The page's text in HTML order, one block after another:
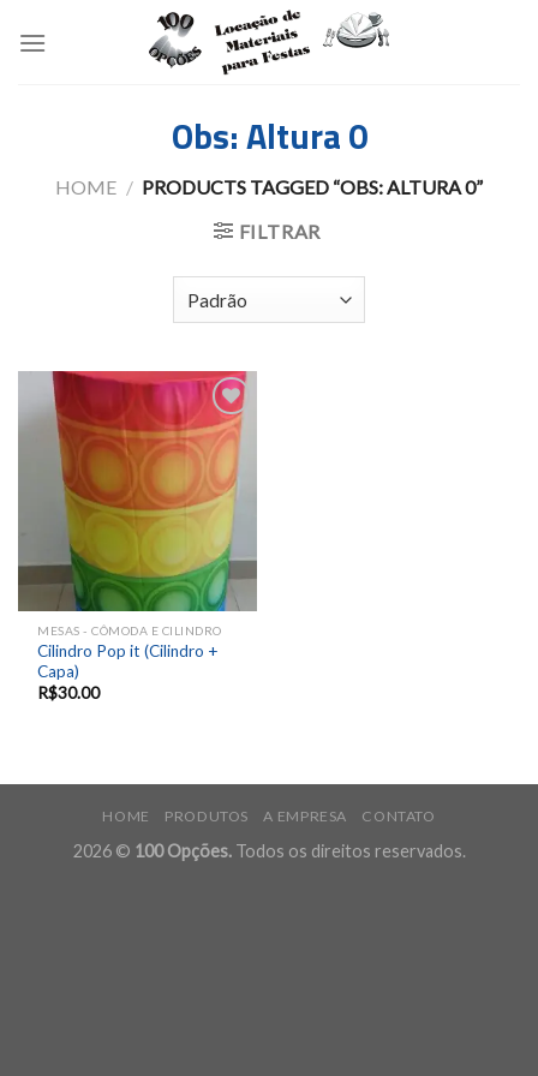
Obs: Altura 0
HOME / PRODUCTS TAGGED “OBS: ALTURA 0”
FILTRAR
Add to
wishlist
MESAS - CÔMODA E CILINDRO
Cilindro Pop it (Cilindro +
Capa)
R$30.00
HOME PRODUTOS A EMPRESA CONTATO
2026 © 100 Opções.Todos os direitos reservados.